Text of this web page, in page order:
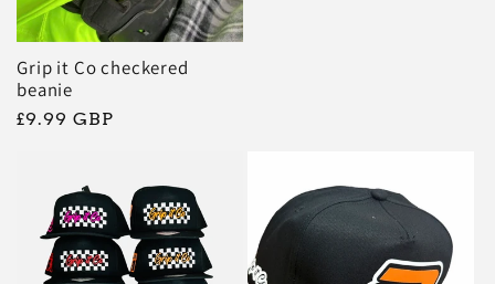
Grip it Co checkered
beanie
Prix
£9.99 GBP